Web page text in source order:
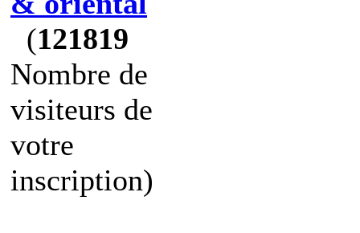
(121819
Nombre de
visiteurs de
votre
inscription)